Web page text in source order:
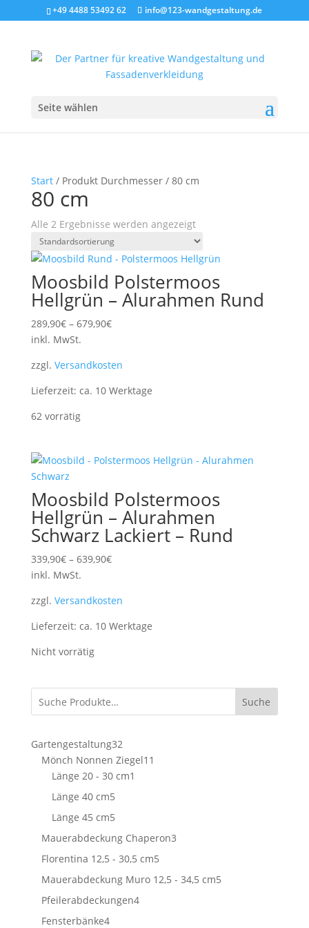
+49 4488 53492 62 info@123-wandgestaltung.de
Seite wählen
Start/ Produkt Durchmesser / 80 cm
80 cm
Alle 2 Ergebnisse werden angezeigt
Moosbild Polstermoos
Hellgrün – Alurahmen Rund
289,90€– 679,90€
inkl. MwSt.
zzgl. Versandkosten
Lieferzeit: ca. 10 Werktage
62 vorrätig
Moosbild Polstermoos
Hellgrün – Alurahmen
Schwarz Lackiert – Rund
339,90€– 639,90€
inkl. MwSt.
zzgl. Versandkosten
Lieferzeit: ca. 10 Werktage
Nicht vorrätig
Suche
Gartengestaltung3232
Produkte
Mönch Nonnen Ziegel11
Länge 20 - 30 cm1
Länge 40 cm55
Produkte
Länge 45 cm55
Produkte
Mauerabdeckung Chaperon33
Florentina 12,5 - 30,5 cm55
Produkte
Mauerabdeckung Muro 12,5 - 34,5 cm55
Pfeilerabdeckungen44
Fensterbänke44